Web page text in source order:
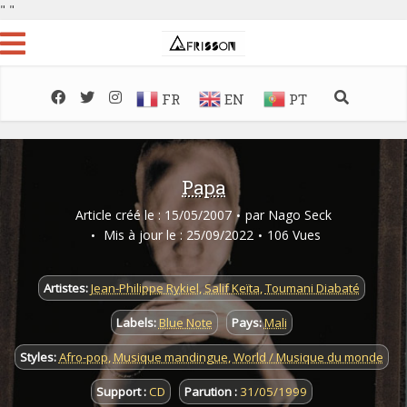
" "
FR EN PT
Papa
Article créé le : 15/05/2007 par Nago Seck
Mis à jour le : 25/09/2022
106 Vues
Artistes:Jean-Philippe Rykiel,Salif Keïta,Toumani Diabaté
Labels:Blue Note Pays:Mali
Styles:Afro-pop,Musique mandingue,World / Musique du monde
Support :CD Parution : 31/05/1999